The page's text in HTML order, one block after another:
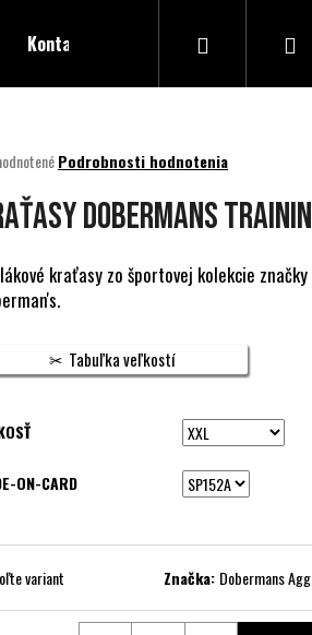
Kontakty Hľadať
Podrobnosti hodnotenia
DOBERMANS
kraťasy zo športovej kolekcie značky
Tabuľka veľkostí
ON-CARD
variant Značka: Dobermans